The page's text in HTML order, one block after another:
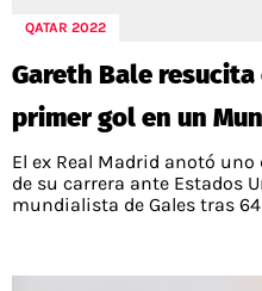
QATAR 2022
Gareth Bale
primer gol en un
El ex Real Madrid anotó
de su carrera ante Estados
mundialista de Gales tras